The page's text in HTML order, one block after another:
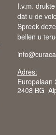
I.v.m.
dat u de
Spreek
bellen u
Adres:
Europalaan
2408 BG